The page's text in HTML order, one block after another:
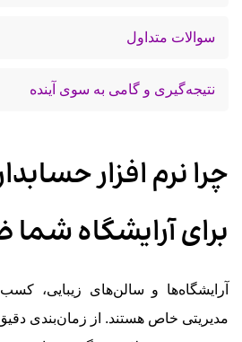
سوالات متداول
نتیجه‌گیری و گامی به سوی آینده
چرا نرم افزار
برای آرایشگاه
آرایشگاه‌ها و سالن‌های زیبایی،
مدیریتی خاص هستند. از زمان‌بندی